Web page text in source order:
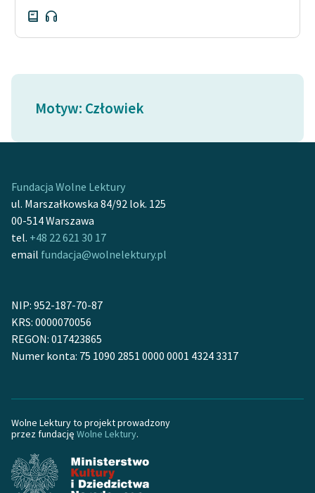
Regulamin biblioteki
wrażliwych
Motyw: Człowiek
Fundacja Wolne Lektury
ul. Marszałkowska 84/92 lok. 125
00-514 Warszawa
tel. +48 22 621 30 17
email fundacja@wolnelektury.pl
NIP: 952-187-70-87
KRS: 0000070056
REGON: 017423865
Numer konta: 75 1090 2851 0000 0001 4324 3317
Wolne Lektury to projekt prowadzony
przez fundację Wolne Lektury.